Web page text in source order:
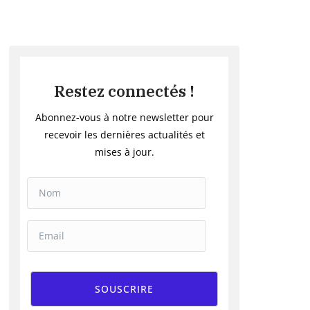
Restez connectés !
Abonnez-vous à notre newsletter pour
recevoir les dernières actualités et
mises à jour.
SOUSCRIRE